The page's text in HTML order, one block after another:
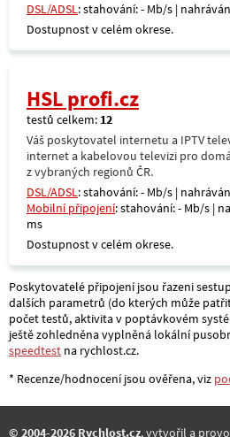
DSL/ADSL: stahování: - Mb/s |
Dostupnost v celém okrese.
HSL profi.cz
testů celkem: 12
Váš poskytovatel internetu a IPTV
internet a kabelovou televizi pro
z vybraných regionů ČR.
DSL/ADSL: stahování: - Mb/s |
Mobilní připojení: stahování: - Mb/s |
ms
Dostupnost v celém okrese.
Poskytovatelé připojení jsou řazeni
dalších parametrů (do kterých může
počet testů, aktivita v poptávkovém
ještě zohledněna vyplněná lokální
speedtest na rychlost.cz.
* Recenze/hodnocení jsou ověřena, viz
© 2004-2026 Rychlost.cz, vytvořil a